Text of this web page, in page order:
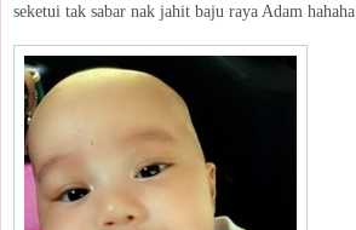
seketui tak sabar nak jahit baju raya Adam hahaha